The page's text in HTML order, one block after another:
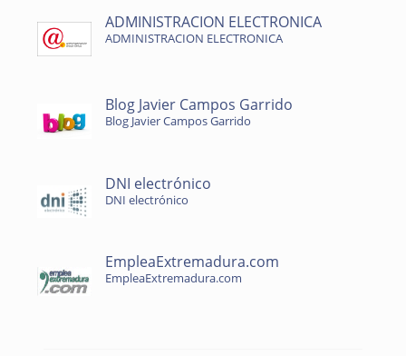
ADMINISTRACION ELECTRONICA
ADMINISTRACION ELECTRONICA
Blog Javier Campos Garrido
Blog Javier Campos Garrido
DNI electrónico
DNI electrónico
EmpleaExtremadura.com
EmpleaExtremadura.com